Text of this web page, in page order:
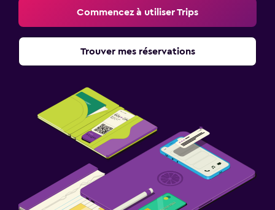
Commencez à utiliser Trips
Trouver mes réservations